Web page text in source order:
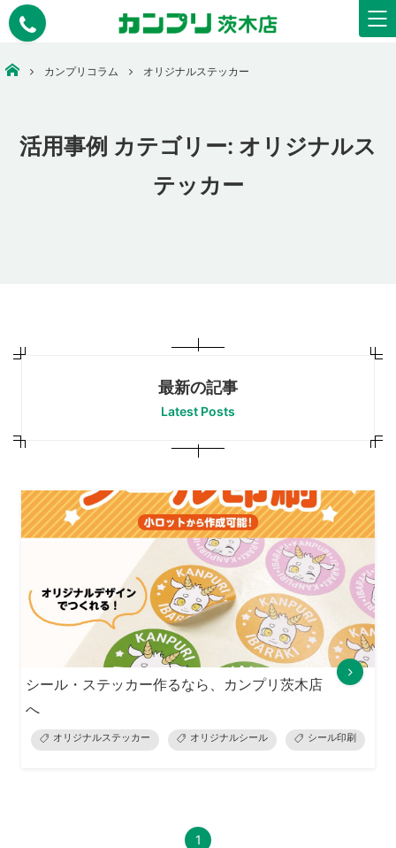
安いコピー・印刷・ウェアプリント・看板作成なら【カンプリ茨木店】
カンプリコラム オリジナルステッカー
活用事例 カテゴリー: オリジナルス
テッカー
最新の記事
Latest Posts
シール・ステッカー作るなら、カンプリ茨木店
へ
オリジナルステッカー オリジナルシール シール印刷
1